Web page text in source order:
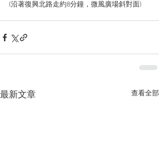
(沿著復興北路走約8分鐘，微風廣場斜對面)
最新文章 查看全部